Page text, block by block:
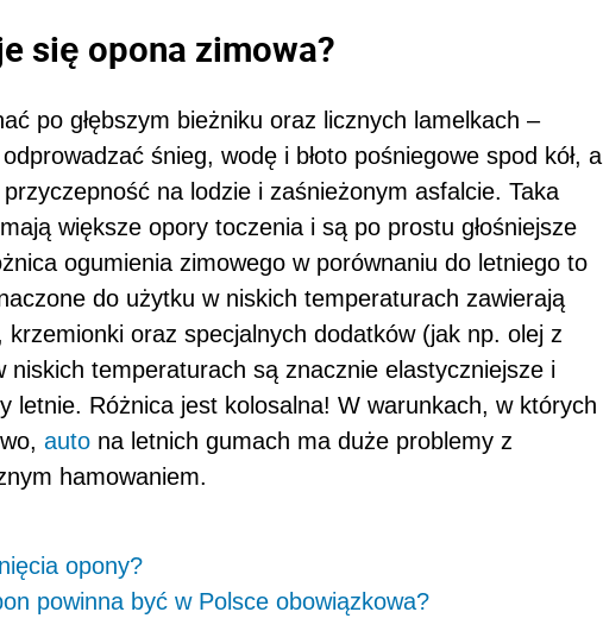
się opona zimowa?
po głębszym bieżniku oraz licznych lamelkach –
śnieg, wodę i błoto pośniegowe spod kół, a
na lodzie i zaśnieżonym asfalcie. Taka
większe opory toczenia i są po prostu głośniejsze
ogumienia zimowego w porównaniu do letniego to
do użytku w niskich temperaturach zawierają
oraz specjalnych dodatków (jak np. olej z
niskich temperaturach są znacznie elastyczniejsze i
letnie. Różnica jest kolosalna! W warunkach, w których
auto na letnich gumach ma duże problemy z
hamowaniem.
opony?
powinna być w Polsce obowiązkowa?